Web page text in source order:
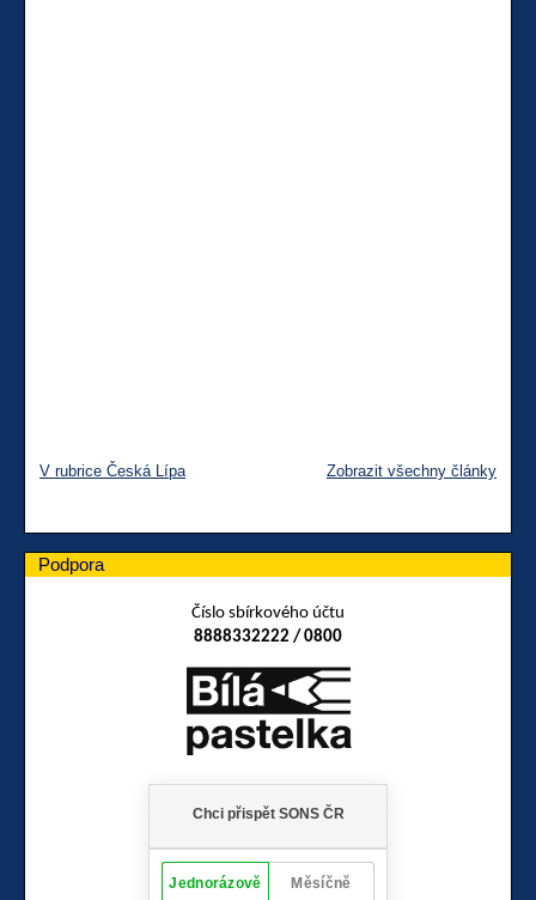
V rubrice Česká Lípa Zobrazit všechny články
Podpora
Číslo sbírkového účtu
8888332222 / 0800